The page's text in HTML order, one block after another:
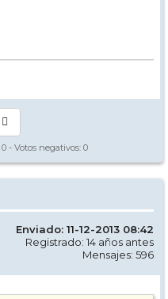
0 - Votos negativos: 0
Enviado: 11-12-2013 08:42
Registrado: 14 años antes
Mensajes: 596